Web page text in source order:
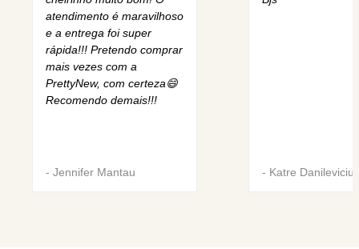
atendimento é maravilhoso
e a entrega foi super
rápida!!! Pretendo comprar
mais vezes com a
PrettyNew, com certeza😄
Recomendo demais!!!
- Jennifer Mantau - Katre Danilevicius